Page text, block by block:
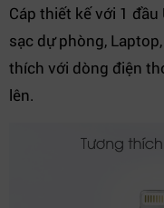
Cáp thiết kế với 1
sạc dự phòng,
thích với dòng điện
lên.